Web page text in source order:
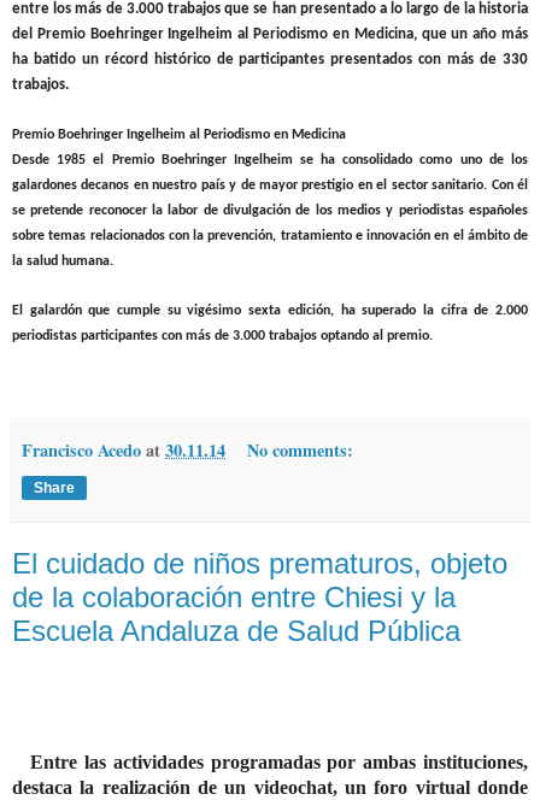
entre los más de 3.000 trabajos que se han presentado a lo largo de la historia
del Premio Boehringer Ingelheim al Periodismo en Medicina, que un año más
ha batido un récord histórico de participantes presentados con más de 330
trabajos.
Premio Boehringer Ingelheim al Periodismo en Medicina
Desde 1985 el Premio Boehringer Ingelheim se ha consolidado como uno de los
galardones decanos en nuestro país y de mayor prestigio en el sector sanitario. Con él
se pretende reconocer la labor de divulgación de los medios y periodistas españoles
sobre temas relacionados con la prevención, tratamiento e innovación en el ámbito de
la salud humana.
El galardón que cumple su vigésimo sexta edición, ha superado la cifra de 2.000
periodistas participantes con más de 3.000 trabajos optando al premio.
Francisco Acedoat30.11.14 No comments:
Share
El cuidado de niños prematuros, objeto
de la colaboración entre Chiesi y la
Escuela Andaluza de Salud Pública
Entre las actividades programadas por ambas instituciones,
destaca la realización de un videochat, un foro virtual donde